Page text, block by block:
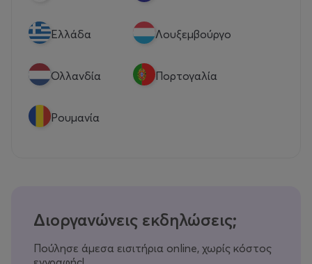
Eλλάδα Λουξεμβούργο
Ολλανδία Πορτογαλία
Ρουμανία
Διοργανώνεις εκδηλώσεις;
Πούλησε άμεσα εισιτήρια online, χωρίς κόστος